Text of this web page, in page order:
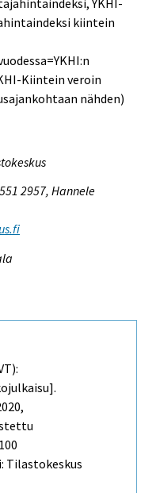
kiintein
Kiintein veroin
nähden)
2957, Hannele
Tilastokeskus